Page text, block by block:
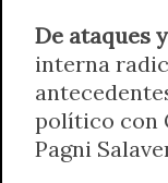
De ataques
interna
político con
Pagni